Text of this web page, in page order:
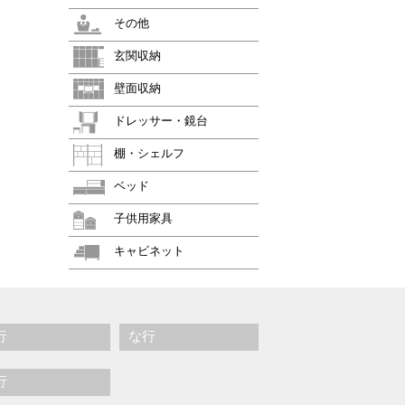
その他
玄関収納
壁面収納
ドレッサー・鏡台
棚・シェルフ
ベッド
子供用家具
キャビネット
な行